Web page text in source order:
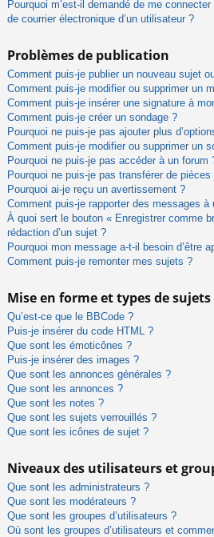
Pourquoi m’est-il demandé de me
de courrier électronique d’un utilisateur ?
Problèmes de publication
Comment puis-je publier un nouveau sujet
Comment puis-je modifier ou supprimer un
Comment puis-je insérer une signature à
Comment puis-je créer un sondage ?
Pourquoi ne puis-je pas ajouter plus
Comment puis-je modifier ou supprimer un
Pourquoi ne puis-je pas accéder à un forum
Pourquoi ne puis-je pas transférer de
Pourquoi ai-je reçu un avertissement ?
Comment puis-je rapporter des messages à
À quoi sert le bouton « Enregistrer comme
rédaction d’un sujet ?
Pourquoi mon message a-t-il besoin d’être
Comment puis-je remonter mes sujets ?
Mise en forme et types de sujets
Qu’est-ce que le BBCode ?
Puis-je insérer du code HTML ?
Que sont les émoticônes ?
Puis-je insérer des images ?
Que sont les annonces générales ?
Que sont les annonces ?
Que sont les notes ?
Que sont les sujets verrouillés ?
Que sont les icônes de sujet ?
Niveaux des utilisateurs et
Que sont les administrateurs ?
Que sont les modérateurs ?
Que sont les groupes d’utilisateurs ?
Où sont les groupes d’utilisateurs et